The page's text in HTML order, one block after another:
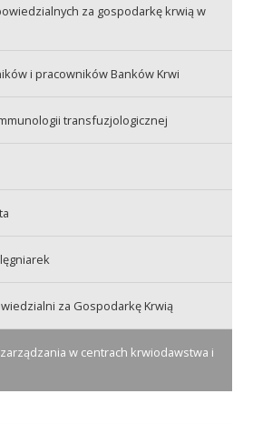
za gospodarkę krwią w
i pracowników Banków Krwi
transfuzjologicznej
za Gospodarkę Krwią
w centrach krwiodawstwa i